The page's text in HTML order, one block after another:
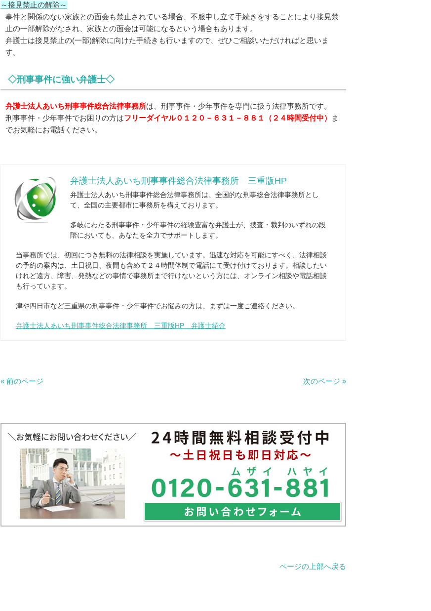
～接見禁止の解除～
事件と関係のない家族との面会も禁止されている場合、不服申し立て手続きをすることにより接見禁
止の一部解除がなされ、家族との面会は可能になるという場合もあります。
弁護士は接見禁止の(一部)解除に向けた手続きも行いますので、ぜひご相談いただければと思いま
す。
◇刑事事件に強い弁護士◇
弁護士法人あいち刑事事件総合法律事務所は、刑事事件・少年事件を専門に扱う法律事務所です。
刑事事件・少年事件でお困りの方はフリーダイヤル０１２０－６３１－８８１（２４時間受付中）
ま
でお気軽にお電話ください。
弁護士法人あいち刑事事件総合法律事務所 三重版HP
弁護士法人あいち刑事事件総合法律事務所は、全国的な刑事総合法律事務所とし
て、全国の主要都市に事務所を構えております。
多岐にわたる刑事事件・少年事件の経験豊富な弁護士が、捜査・裁判のいずれの段
階においても、あなたを全力でサポートします。
当事務所では、初回につき無料の法律相談を実施しています。迅速な対応を可能にすべく、法律相談
の予約の案内は、土日祝日、夜間も含めて２４時間体制で電話にて受け付けております。相談したい
けれど遠方、障害、発熱などの事情で事務所まで行けないという方には、オンライン相談や電話相談
も行っています。
津や四日市など三重県の刑事事件・少年事件でお悩みの方は、まずは一度ご連絡ください。
弁護士法人あいち刑事事件総合法律事務所 三重版HP 弁護士紹介
« 前のページ 次のページ »
ページの上部へ戻る